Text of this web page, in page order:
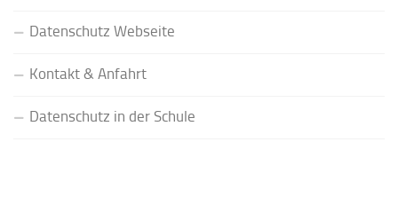
Datenschutz Webseite
Kontakt & Anfahrt
Datenschutz in der Schule